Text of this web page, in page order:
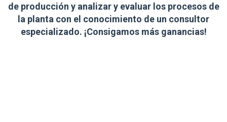
de producción y analizar y evaluar los procesos de
la planta con el conocimiento de un consultor
especializado. ¡Consigamos más ganancias!